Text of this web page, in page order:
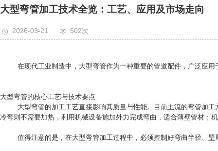
大型弯管加工技术全览：工艺、应用及市场走向
2026-03-21 502次
在现代工业制造中，大型弯管作为一种重要的管道配件，广泛应用
大型弯管的核心工艺与技术要点
大型弯管的加工工艺直接影响其质量与性能。目前主流的弯管加工
冷弯则不需要加热，利用机械设备施加外力完成弯曲，适合薄壁管材；
值得注意的是，在大型弯管加工过程中，必须控制好弯曲半径、壁